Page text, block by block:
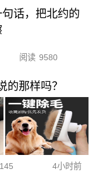
话，把北约的
阅读 9580
的那样吗？
4小时前